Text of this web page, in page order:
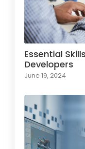
Essential
Developers
June 19, 2024